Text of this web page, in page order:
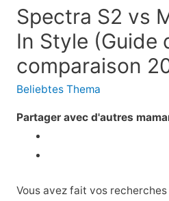
Spectra S2 vs
In Style (Guide
comparaison
Beliebtes Thema
Partager avec d'autres
Vous avez fait vos